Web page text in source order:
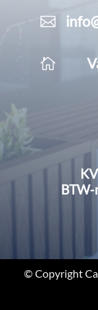


© Copyright